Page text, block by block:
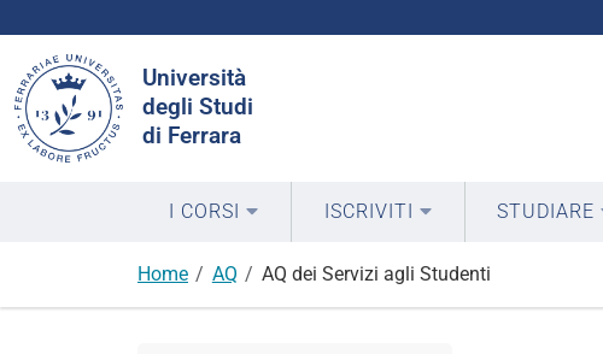
Università
degli Studi
di Ferrara
nel
sito
I CORSI ISCRIVITI STUDIARE
Home AQ AQ dei Servizi agli Studenti